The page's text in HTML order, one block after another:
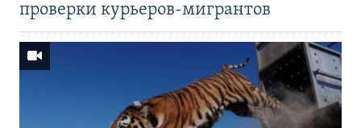
проверки курьеров-мигрантов